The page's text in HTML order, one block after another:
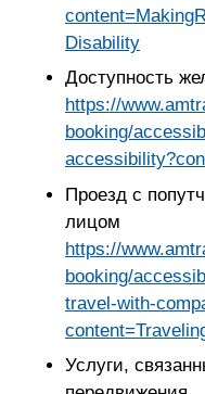
Disability
Доступность
https://
booking/
Проезд с
лицом
https://
booking/
travel-with-
Услуги,